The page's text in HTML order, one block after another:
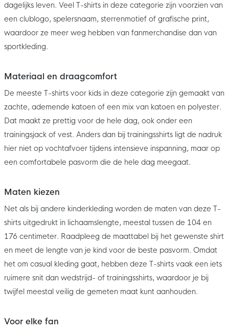
dagelijks leven. Veel T-shirts in deze categorie zijn voorzien van
een clublogo, spelersnaam, sterrenmotief of grafische print,
waardoor ze meer weg hebben van fanmerchandise dan van
sportkleding.
Materiaal en draagcomfort
De meeste T-shirts voor kids in deze categorie zijn gemaakt van
zachte, ademende katoen of een mix van katoen en polyester.
Dat maakt ze prettig voor de hele dag, ook onder een
trainingsjack of vest. Anders dan bij trainingsshirts ligt de nadruk
hier niet op vochtafvoer tijdens intensieve inspanning, maar op
een comfortabele pasvorm die de hele dag meegaat.
Maten kiezen
Net als bij andere kinderkleding worden de maten van deze T-
shirts uitgedrukt in lichaamslengte, meestal tussen de 104 en
176 centimeter. Raadpleeg de maattabel bij het gewenste shirt
en meet de lengte van je kind voor de beste pasvorm. Omdat
het om casual kleding gaat, hebben deze T-shirts vaak een iets
ruimere snit dan wedstrijd- of trainingsshirts, waardoor je bij
twijfel meestal veilig de gemeten maat kunt aanhouden.
Voor elke fan